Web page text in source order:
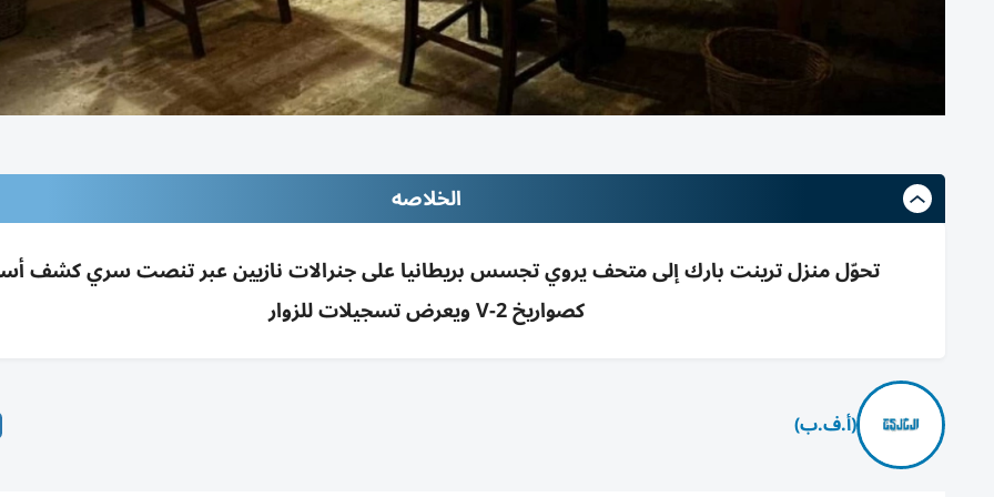
الخلاصه
تحوّل منزل ترينت بارك إلى متحف يروي تجسس بريطانيا على جنرالات نازيين عبر تنصت سري كشف
كصواريخ V-2 ويعرض تسجيلات للزوار
(أ.ف.ب)